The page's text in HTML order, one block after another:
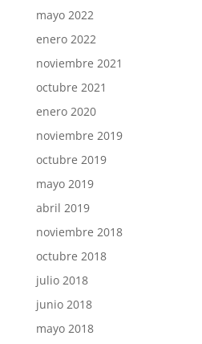
mayo 2022
enero 2022
noviembre 2021
octubre 2021
enero 2020
noviembre 2019
octubre 2019
mayo 2019
abril 2019
noviembre 2018
octubre 2018
julio 2018
junio 2018
mayo 2018